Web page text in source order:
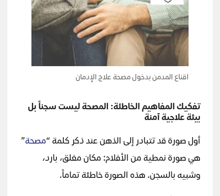
اقناع المدمن بدخول مصحة علاج الإدمان
تفكيك المفاهيم الخاطئة: المصحة ليست سجناً بل
بيئة علاجية آمنة
أول صورة قد تتبادر إلى الذهن عند ذكر كلمة “مصحة”
هي صورة نمطية من الأفلام: مكان مغلق، بارد،
وشبيه بالسجن. هذه الصورة خاطئة تماماً.